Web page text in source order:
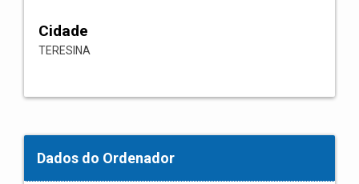
Cidade
TERESINA
Dados do Ordenador